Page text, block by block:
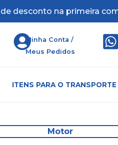
de desconto na primeira
Minha Conta /
Meus Pedidos
ITENS PARA O TRANSPORTE
Motor